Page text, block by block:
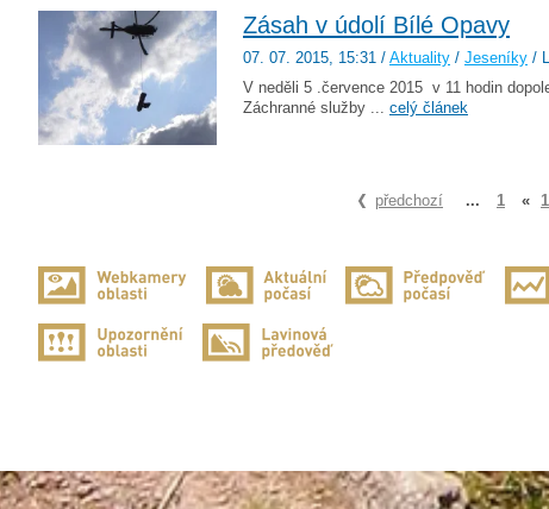
Zásah v údolí Bílé Opavy
07. 07. 2015, 15:31 / Aktuality / Jeseníky /
V neděli 5 .července 2015 v 11 hodin
Záchranné služby ... celý článek
předchozí ... 1 «